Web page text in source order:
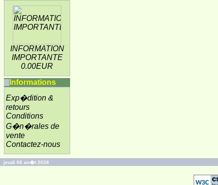
INFORMATION
IMPORTANTE
0.00EUR
Informations
Exp�dition &
retours
Conditions
G�n�rales de
vente
Contactez-nous
jeudi 06 ao�t 2026